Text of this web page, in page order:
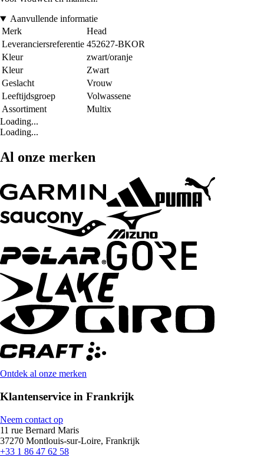
Aanvullende informatie
Merk
Head
Leveranciersreferentie 452627-BKOR
Kleur
zwart/oranje
Kleur
Zwart
Geslacht
Vrouw
Leeftijdsgroep
Volwassene
Assortiment
Multix
Loading...
Loading...
Al onze merken
Ontdek al onze merken
Klantenservice in Frankrijk
Neem contact op
11 rue Bernard Maris
37270 Montlouis-sur-Loire, Frankrijk
+33 1 86 47 62 58